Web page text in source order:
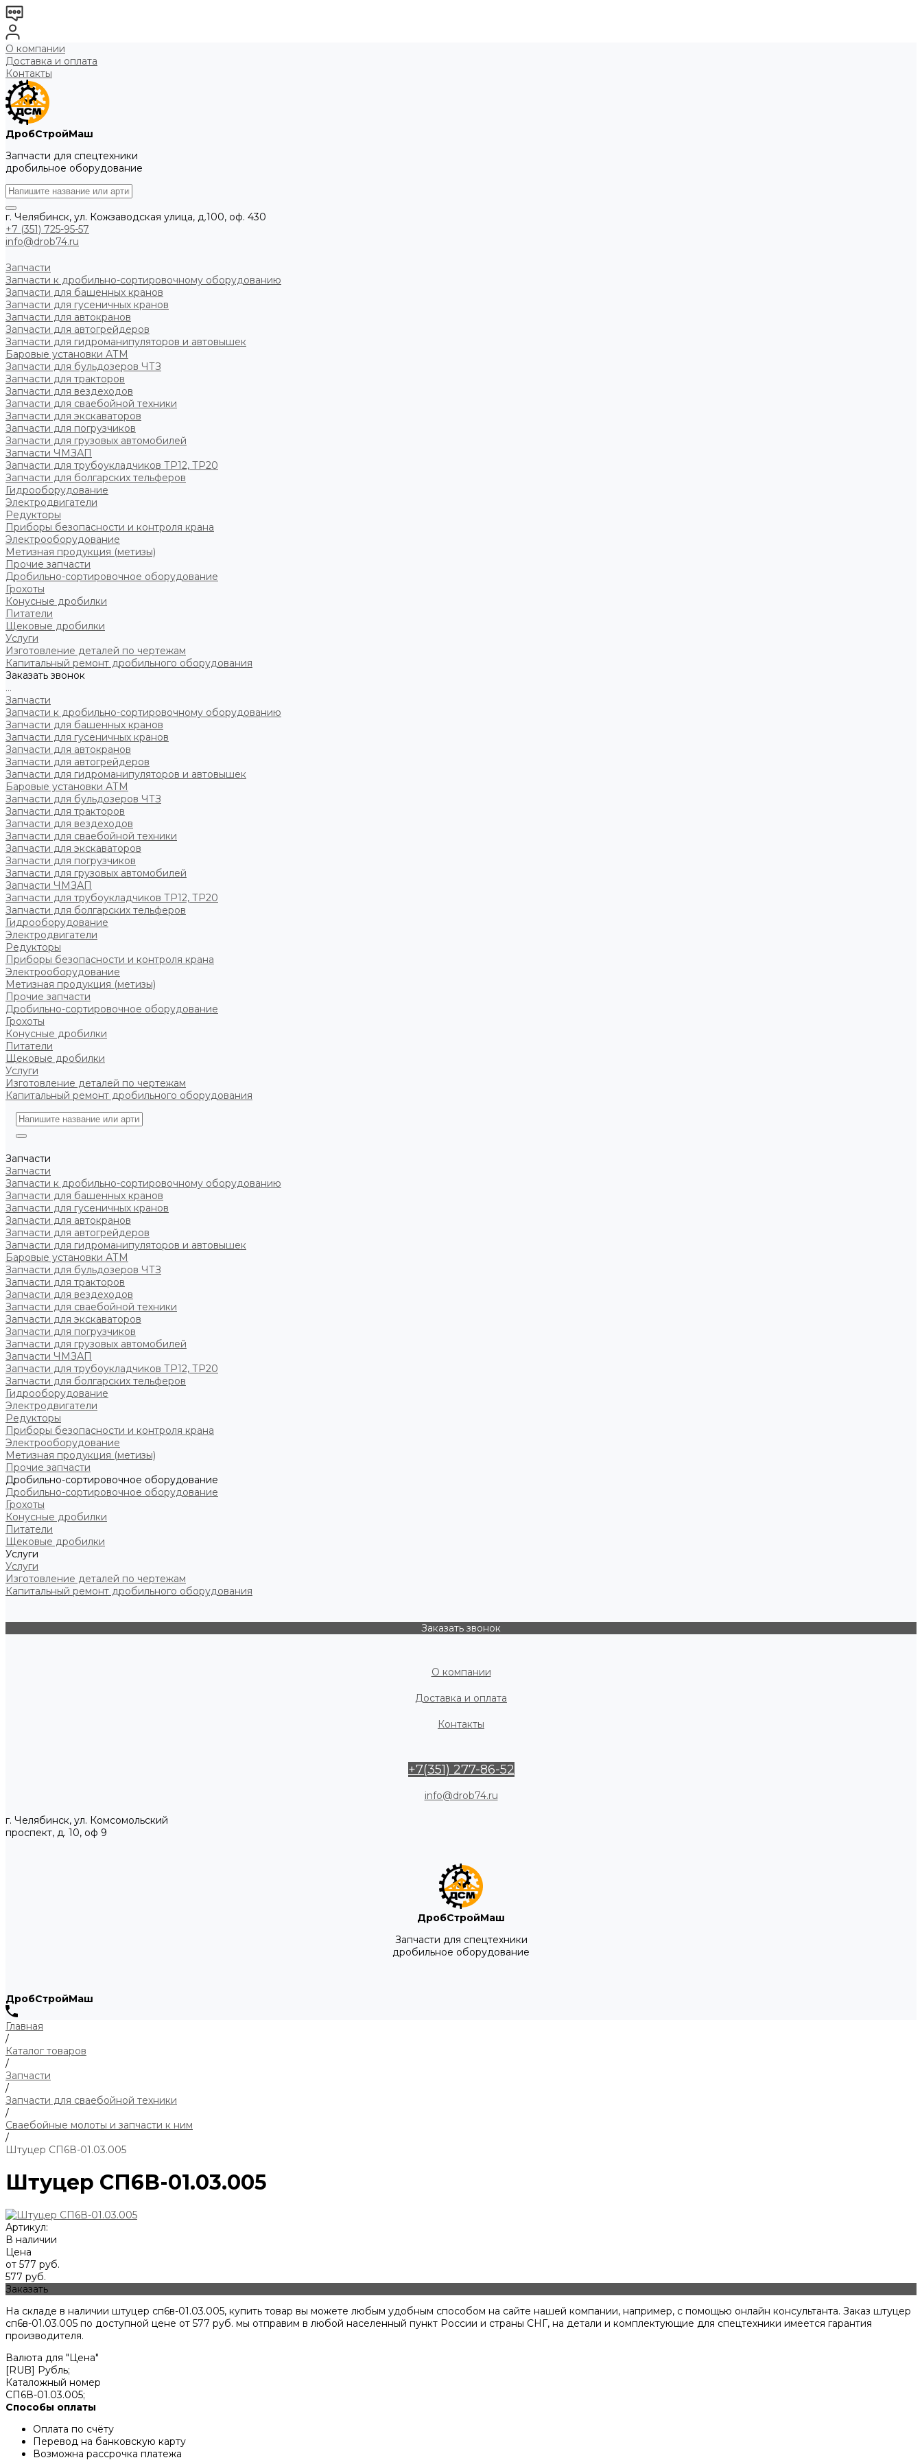
О компании
Доставка и оплата
Контакты
ДробСтройМаш
Запчасти для спецтехники
дробильное оборудование
г. Челябинск, ул. Кожзаводская улица, д.100, оф. 430
+7 (351) 725-95-57
info@drob74.ru
Запчасти
Запчасти к дробильно-сортировочному оборудованию
Запчасти для башенных кранов
Запчасти для гусеничных кранов
Запчасти для автокранов
Запчасти для автогрейдеров
Запчасти для гидроманипуляторов и автовышек
Баровые установки АТМ
Запчасти для бульдозеров ЧТЗ
Запчасти для тракторов
Запчасти для вездеходов
Запчасти для сваебойной техники
Запчасти для экскаваторов
Запчасти для погрузчиков
Запчасти для грузовых автомобилей
Запчасти ЧМЗАП
Запчасти для трубоукладчиков ТР12, ТР20
Запчасти для болгарских тельферов
Гидрооборудование
Электродвигатели
Редукторы
Приборы безопасности и контроля крана
Электрооборудование
Метизная продукция (метизы)
Прочие запчасти
Дробильно-сортировочное оборудование
Грохоты
Конусные дробилки
Питатели
Щековые дробилки
Услуги
Изготовление деталей по чертежам
Капитальный ремонт дробильного оборудования
Заказать звонок
...
Запчасти
Запчасти к дробильно-сортировочному оборудованию
Запчасти для башенных кранов
Запчасти для гусеничных кранов
Запчасти для автокранов
Запчасти для автогрейдеров
Запчасти для гидроманипуляторов и автовышек
Баровые установки АТМ
Запчасти для бульдозеров ЧТЗ
Запчасти для тракторов
Запчасти для вездеходов
Запчасти для сваебойной техники
Запчасти для экскаваторов
Запчасти для погрузчиков
Запчасти для грузовых автомобилей
Запчасти ЧМЗАП
Запчасти для трубоукладчиков ТР12, ТР20
Запчасти для болгарских тельферов
Гидрооборудование
Электродвигатели
Редукторы
Приборы безопасности и контроля крана
Электрооборудование
Метизная продукция (метизы)
Прочие запчасти
Дробильно-сортировочное оборудование
Грохоты
Конусные дробилки
Питатели
Щековые дробилки
Услуги
Изготовление деталей по чертежам
Капитальный ремонт дробильного оборудования
Запчасти
Запчасти
Запчасти к дробильно-сортировочному оборудованию
Запчасти для башенных кранов
Запчасти для гусеничных кранов
Запчасти для автокранов
Запчасти для автогрейдеров
Запчасти для гидроманипуляторов и автовышек
Баровые установки АТМ
Запчасти для бульдозеров ЧТЗ
Запчасти для тракторов
Запчасти для вездеходов
Запчасти для сваебойной техники
Запчасти для экскаваторов
Запчасти для погрузчиков
Запчасти для грузовых автомобилей
Запчасти ЧМЗАП
Запчасти для трубоукладчиков ТР12, ТР20
Запчасти для болгарских тельферов
Гидрооборудование
Электродвигатели
Редукторы
Приборы безопасности и контроля крана
Электрооборудование
Метизная продукция (метизы)
Прочие запчасти
Дробильно-сортировочное оборудование
Дробильно-сортировочное оборудование
Грохоты
Конусные дробилки
Питатели
Щековые дробилки
Услуги
Услуги
Изготовление деталей по чертежам
Капитальный ремонт дробильного оборудования
Заказать звонок
О компании
Доставка и оплата
Контакты
+7(351) 277-86-52
info@drob74.ru
г. Челябинск, ул. Комсомольский
проспект, д. 10, оф 9
ДробСтройМаш
Запчасти для спецтехники
дробильное оборудование
ДробСтройМаш
Главная
/
Каталог товаров
/
Запчасти
/
Запчасти для сваебойной техники
/
Сваебойные молоты и запчасти к ним
/
Штуцер СП6В-01.03.005
Штуцер СП6В-01.03.005
Артикул:
В наличии
Цена
от 577 руб.
577 руб.
Заказать
На складе в наличии штуцер сп6в-01.03.005, купить товар вы можете любым удобным способом на сайте нашей компании, например, с помощью онлайн консультанта. Заказ штуцер
сп6в-01.03.005 по доступной цене от 577 руб. мы отправим в любой населенный пункт России и страны СНГ, на детали и комплектующие для спецтехники имеется гарантия
производителя.
Валюта для "Цена"
[RUB] Рубль;
Каталожный номер
СП6В-01.03.005;
Способы оплаты
Оплата по счёту
Перевод на банковскую карту
Возможна рассрочка платежа